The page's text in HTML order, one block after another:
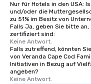
of from the moment
booked to the minute it
Since the menu is
have nothing to worry
remember to submit
date any dietary
allergies for anyone in
Feel Like a VIP at Each
Nur für Hotels in den USA:
und/oder die
zu 51% im Besitz von
Falls Ja, geben Sie bitte
zertifiziert sind:
Keine Antwort.
Falls zutreffend, könnten
von Veranda Cape Cod
Initiativen in Bezug auf
angeben?
Keine Antwort.